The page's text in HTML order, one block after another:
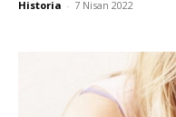
Historia - 7 Nisan 2022